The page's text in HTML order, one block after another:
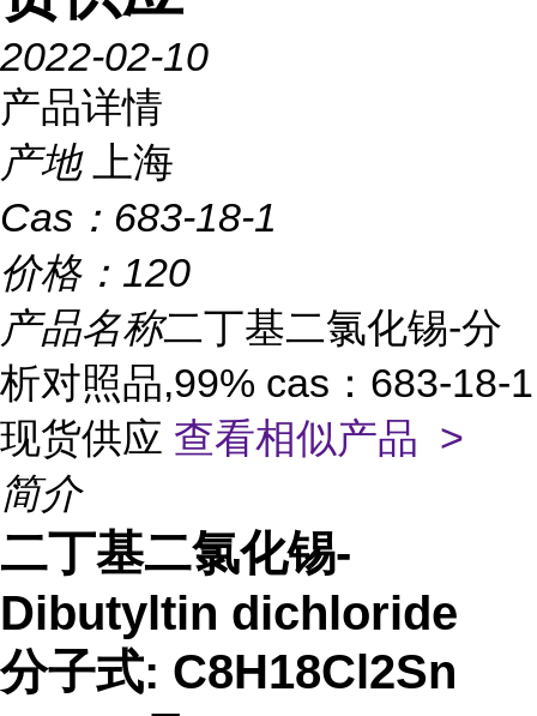
2022-02-10
产品详情
产地
上海
Cas： 683-18-1
价格： 120
产品名称二丁基二氯化锡-分
析对照品,99% cas：683-18-1
现货供应 查看相似产品 >
简介
二丁基二氯化锡-
Dibutyltin dichloride
分子式: C8H18Cl2Sn